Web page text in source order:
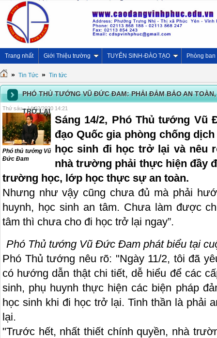
Trang nhất Giới Thiệu trường TUYỂN SINH-ĐÀO TẠO Phòng ban
» Tin Tức » Tin tức
PHÓ THỦ TƯỚNG VŨ ĐỨC ĐAM: PHẢI ĐẢM BẢO AN
TRỞ LẠI
Thứ sáu - 14/02/2020 14:21
Phó thủ tướng Vũ
Đức Đam
Sáng 14/2, Phó Thủ tướng
đạo Quốc gia phòng chống
học sinh đi học trở lại và nêu
nhà trường phải thực hiện đầy
trường học, lớp học thực sự an toàn.
Nhưng như vậy cũng chưa đủ mà phải
huynh, học sinh an tâm. Chưa làm được
tâm thì chưa cho đi học trở lại ngay”.
Phó Thủ tướng Vũ Đức Đam phát biểu tại
Phó Thủ tướng nêu rõ: "Ngày 11/2, tôi đã
có hướng dẫn thật chi tiết, dễ hiểu để các
sinh, phụ huynh thực hiện các biện pháp
học sinh khi đi học trở lại. Tinh thần là phải
lại.
"Trước hết, nhất thiết chính quyền, nhà